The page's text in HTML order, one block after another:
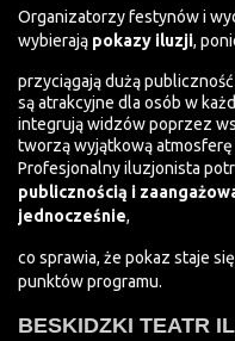
Organizatorzy festynów i
wybierają pokazy iluzji,
przyciągają dużą publiczność
są atrakcyjne dla osób w
integrują widzów poprzez
tworzą wyjątkową
Profesjonalny iluzjonista
publicznością i
jednocześnie,
co sprawia, że pokaz staje
punktów programu.
BESKIDZKI TEATR